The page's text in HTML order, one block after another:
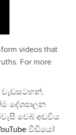
videos that
For more
වැඩසටහන්,
දේශපාලන
වෙබ් අඩවිය
වීඩියෝ